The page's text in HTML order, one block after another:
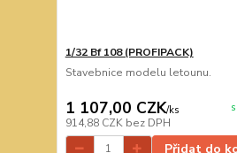
1/32 Bf 108 (PROFIPACK)
Stavebnice modelu letounu.
1 107,00 CZK/ks
914,88 CZK bez DPH
Přidat do